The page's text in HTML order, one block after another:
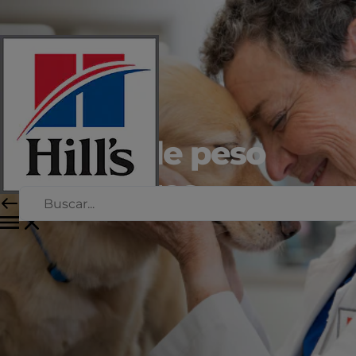
Manejo de peso
para perros